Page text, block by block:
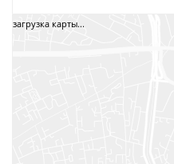
загрузка карты...